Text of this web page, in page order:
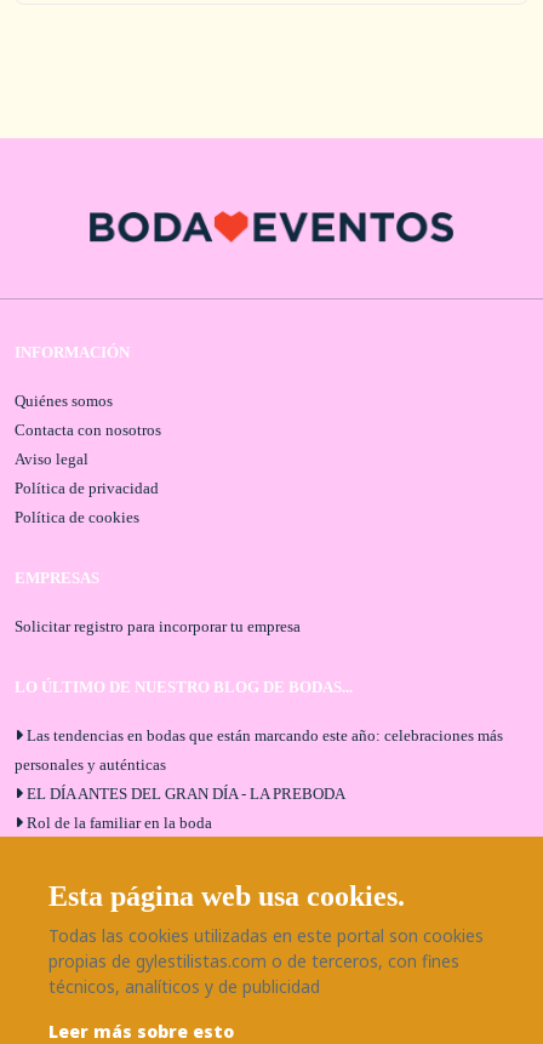
INFORMACIÓN
Quiénes somos
Contacta con nosotros
Aviso legal
Política de privacidad
Política de cookies
EMPRESAS
Solicitar registro para incorporar tu empresa
LO ÚLTIMO DE NUESTRO BLOG DE BODAS...
Las tendencias en bodas que están marcando este año: celebraciones más
personales y auténticas
EL DÍA ANTES DEL GRAN DÍA - LA PREBODA
Rol de la familiar en la boda
Bodas en Alhaurín de la Torre: entrevista exclusiva con Bodaeventos
Málaga
¿Cómo será tu boda?
Blog de bodas
SÍGUENOS EN NUESTRAS REDES
Esta página web usa cookies.
Todas las cookies utilizadas en este portal son cookies
propias de gylestilistas.com o de terceros, con fines
técnicos, analíticos y de publicidad
Leer más sobre esto